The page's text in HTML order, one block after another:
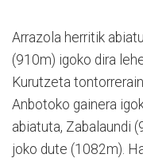
Arrazola herritik
(910m) igoko dira
Kurutzeta
Anbotoko gainera
abiatuta, Zabalaundi
joko dute (1082m).